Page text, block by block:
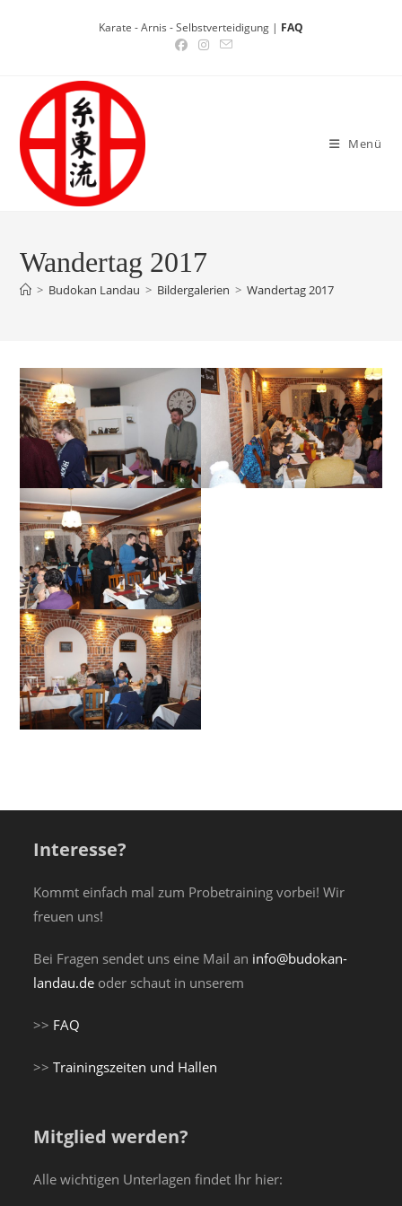
Karate - Arnis - Selbstverteidigung | FAQ
Menü
Wandertag 2017
> Budokan Landau > Bildergalerien > Wandertag 2017
Interesse?
Kommt einfach mal zum Probetraining vorbei! Wir
freuen uns!
Bei Fragen sendet uns eine Mail an info@budokan-
landau.de oder schaut in unserem
>> FAQ
>>Trainingszeiten und Hallen
Mitglied werden?
Alle wichtigen Unterlagen findet Ihr hier: